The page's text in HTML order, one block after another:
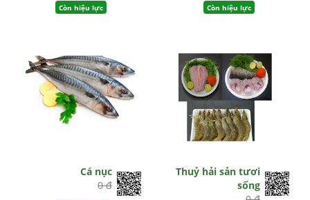
Còn hiệu lực Còn hiệu lực
Cá nục
0 đ
Thuỷ hải sản tươi
sống